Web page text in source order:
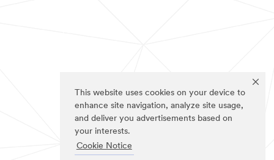
This website uses cookies on your device to
enhance site navigation, analyze site usage,
and deliver you advertisements based on
your interests.
Cookie Notice